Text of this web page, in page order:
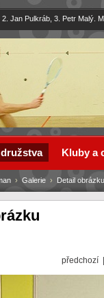
Jan Pulkráb, 3. Petr Malý.
› Galerie › Detail obrázku
Kluby a